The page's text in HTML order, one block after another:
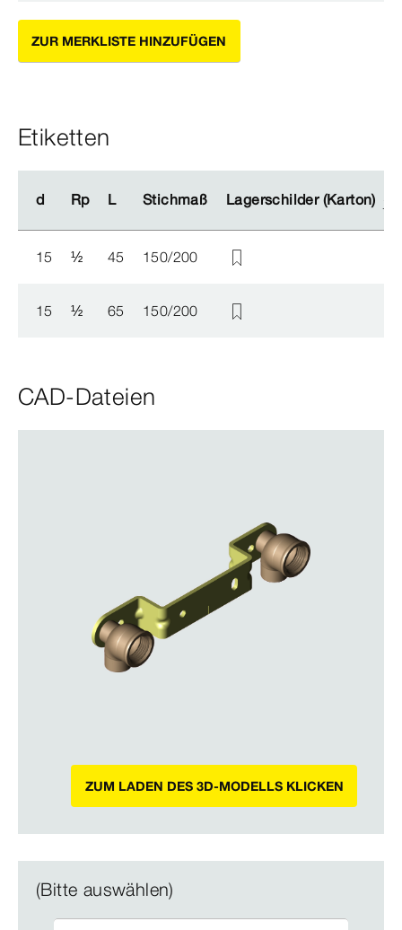
ZUR MERKLISTE HINZUFÜGEN
Etiketten
d Rp L Stichmaß Lagerschilder (Karton)
d Rp L Stichmaß Lagerschilder (Karton)
15 ½ 45 150/200
15 ½ 65 150/200
CAD-Dateien
ZUM LADEN DES 3D-MODELLS KLICKEN
(Bitte auswählen)